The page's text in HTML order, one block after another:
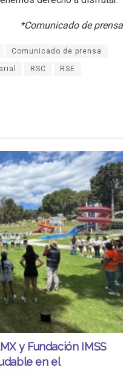
*Comunicado de prensa
Comunicado de prensa
RSC RSE
y Fundación IMSS
en el